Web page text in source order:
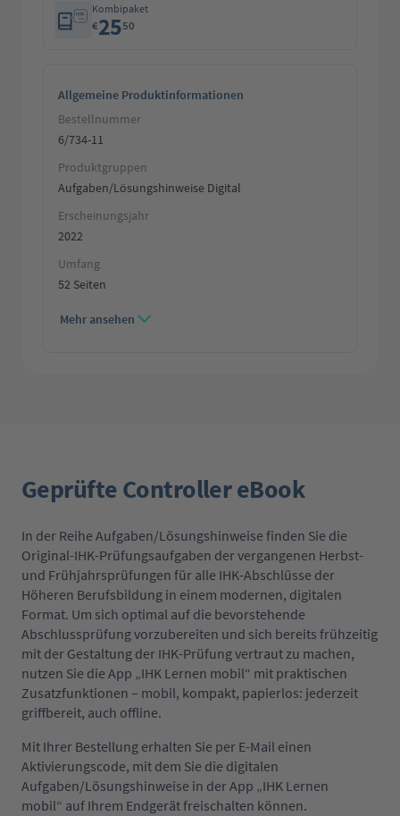
Kombipaket
€2550
Allgemeine Produktinformationen
Bestellnummer
6/734-11
Produktgruppen
Aufgaben/Lösungshinweise Digital
Erscheinungsjahr
2022
Umfang
52 Seiten
Mehr ansehen
Geprüfte Controller eBook
In der Reihe Aufgaben/Lösungshinweise finden Sie die
Original-IHK-Prüfungsaufgaben der vergangenen Herbst-
und Frühjahrsprüfungen für alle IHK-Abschlüsse der
Höheren Berufsbildung in einem modernen, digitalen
Format. Um sich optimal auf die bevorstehende
Abschlussprüfung vorzubereiten und sich bereits frühzeitig
mit der Gestaltung der IHK-Prüfung vertraut zu machen,
nutzen Sie die App „IHK Lernen mobil“ mit praktischen
Zusatzfunktionen – mobil, kompakt, papierlos: jederzeit
griffbereit, auch offline.
Mit Ihrer Bestellung erhalten Sie per E-Mail einen
Aktivierungscode, mit dem Sie die digitalen
Aufgaben/Lösungshinweise in der App „IHK Lernen
mobil“ auf Ihrem Endgerät freischalten können.